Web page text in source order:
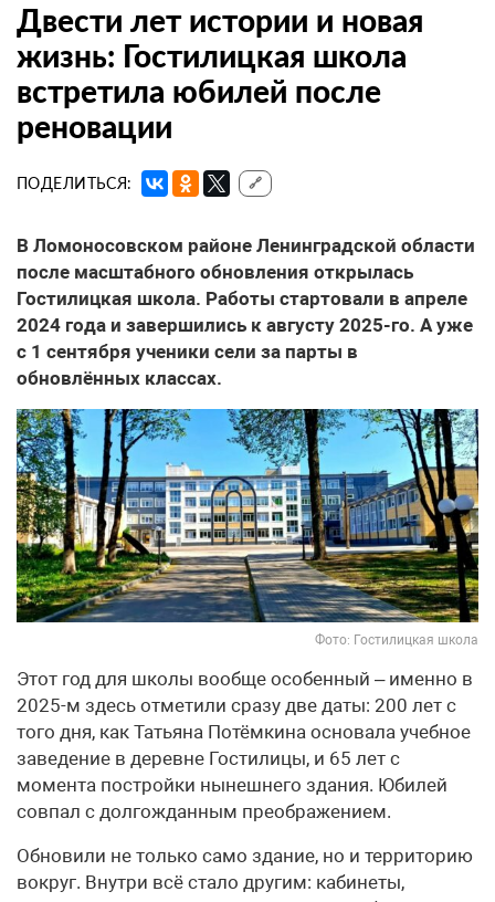
Двести лет истории и новая
жизнь: Гостилицкая школа
встретила юбилей после
реновации
ПОДЕЛИТЬСЯ: 🔗
В Ломоносовском районе Ленинградской области
после масштабного обновления открылась
Гостилицкая школа. Работы стартовали в апреле
2024 года и завершились к августу 2025-го. А уже
с 1 сентября ученики сели за парты в
обновлённых классах.
Фото: Гостилицкая школа
Этот год для школы вообще особенный – именно в
2025-м здесь отметили сразу две даты: 200 лет с
того дня, как Татьяна Потёмкина основала учебное
заведение в деревне Гостилицы, и 65 лет с
момента постройки нынешнего здания. Юбилей
совпал с долгожданным преображением.
Обновили не только само здание, но и территорию
вокруг. Внутри всё стало другим: кабинеты,